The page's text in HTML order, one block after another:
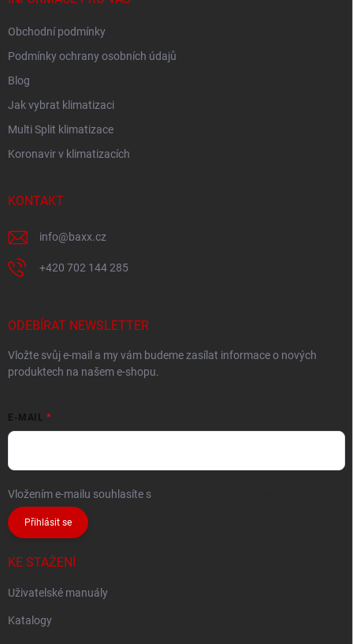
Obchodní podmínky
Podmínky ochrany osobních údajů
Blog
Jak vybrat klimatizaci
Multi Split klimatizace
Koronavir v klimatizacích
KONTAKT
info@baxx.cz
+420 702 144 285
ODEBÍRAT NEWSLETTER
Vložte svůj e-mail a my vám budeme zasílat informace o nových
produktech na našem e-shopu.
E-MAIL
Vložením e-mailu souhlasíte s
Přihlásit se
KE STAŽENÍ
Uživatelské manuály
Katalogy